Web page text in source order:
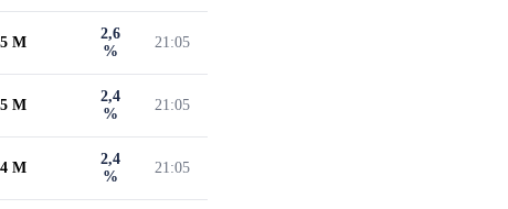
M
2,6
%
21:05
M
2,4
%
21:05
M
2,4
%
21:05